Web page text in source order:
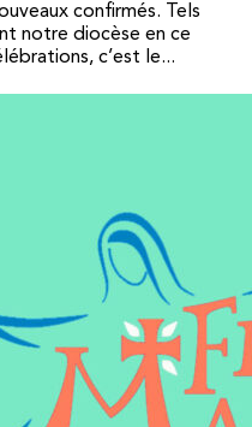
confirmés. Tels
notre diocèse en ce
c’est le...